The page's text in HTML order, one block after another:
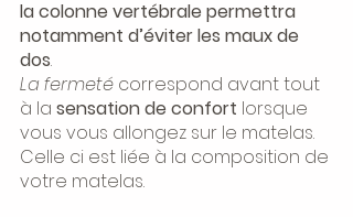
la colonne vertébrale permettra
notamment d’éviter les maux de
dos.
La fermeté correspond avant tout
à la sensation de confort lorsque
vous vous allongez sur le matelas.
Celle ci est liée à la composition de
votre matelas.